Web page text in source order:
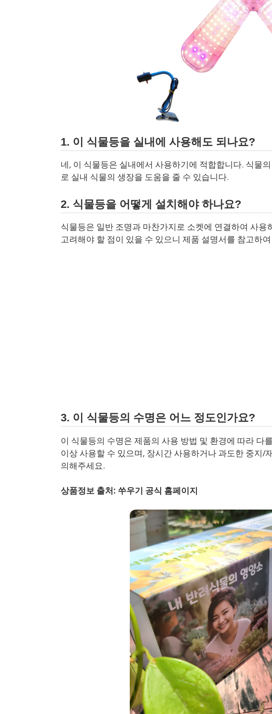
1. 이 식물등을 실내에 사용해도 되나요?
네, 이 식물등은 실내에서 사용하기에 적합합니다. 식물
로 실내 식물의 생장을 도움을 줄 수 있습니다.
2. 식물등을 어떻게 설치해야 하나요?
식물등은 일반 조명과 마찬가지로 소켓에 연결하여 사
고려해야 할 점이 있을 수 있으니 제품 설명서를 참고하
3. 이 식물등의 수명은 어느 정도인가요?
이 식물등의 수명은 제품의 사용 방법 및 환경에 따라 다
이상 사용할 수 있으며, 장시간 사용하거나 과도한 중지/
의해주세요.
상품정보 출처: 쑤우기 공식 홈페이지